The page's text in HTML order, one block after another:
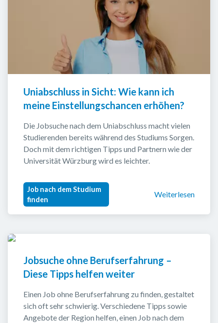
Uniabschluss in Sicht: Wie kann ich
meine Einstellungschancen erhöhen?
Die Jobsuche nach dem Uniabschluss macht vielen
Studierenden bereits während des Studiums Sorgen.
Doch mit dem richtigen Tipps und Partnern wie der
Universität Würzburg wird es leichter.
Job nach dem Studium
finden
Weiterlesen
Jobsuche ohne Berufserfahrung –
Diese Tipps helfen weiter
Einen Job ohne Berufserfahrung zu finden, gestaltet
sich oft sehr schwierig. Verschiedene Tipps sowie
Angebote der Region helfen, einen Job nach dem